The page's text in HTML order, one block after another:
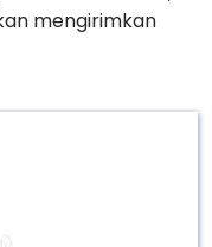
mengirimkan